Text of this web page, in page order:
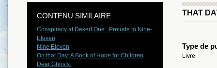
THAT
Type de
Livre
CONTENU SIMILAIRE
Conspiracy at Desert One : Prelude to Nine-
Eleven
Nine Eleven
On that Day: A Book of Hope for Children
Dear Ghosts,